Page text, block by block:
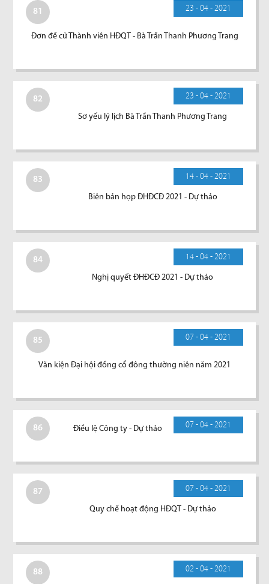
81 23 - 04 - 2021
Đơn đề cử Thành viên HĐQT - Bà Trần Thanh Phương Trang
82 23 - 04 - 2021
Sơ yếu lý lịch Bà Trần Thanh Phương Trang
83 14 - 04 - 2021
Biên bản họp ĐHĐCĐ 2021 - Dự thảo
84 14 - 04 - 2021
Nghị quyết ĐHĐCĐ 2021 - Dự thảo
85 07 - 04 - 2021
Văn kiện Đại hội đồng cổ đông thường niên năm 2021
86 07 - 04 - 2021
Điều lệ Công ty - Dự thảo
87 07 - 04 - 2021
Quy chế hoạt động HĐQT - Dự thảo
88 02 - 04 - 2021